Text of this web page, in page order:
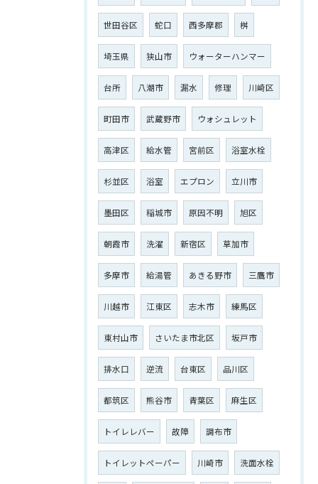
世田谷区 蛇口 西多摩郡 桝
埼玉県 狭山市 ウォーターハンマー
台所 八潮市 漏水 修理 川崎区
町田市 武蔵野市 ウォシュレット
高津区 給水管 宮前区 浴室水栓
杉並区 浴室 エプロン 立川市
墨田区 稲城市 原因不明 旭区
朝霞市 洗濯 新宿区 草加市
多摩市 給湯管 あきる野市 三鷹市
川越市 江東区 志木市 練馬区
東村山市 さいたま市北区 坂戸市
排水口 逆流 台東区 品川区
都筑区 熊谷市 青葉区 麻生区
トイレレバー 故障 調布市
トイレットペーパー 川崎市 洗面水栓